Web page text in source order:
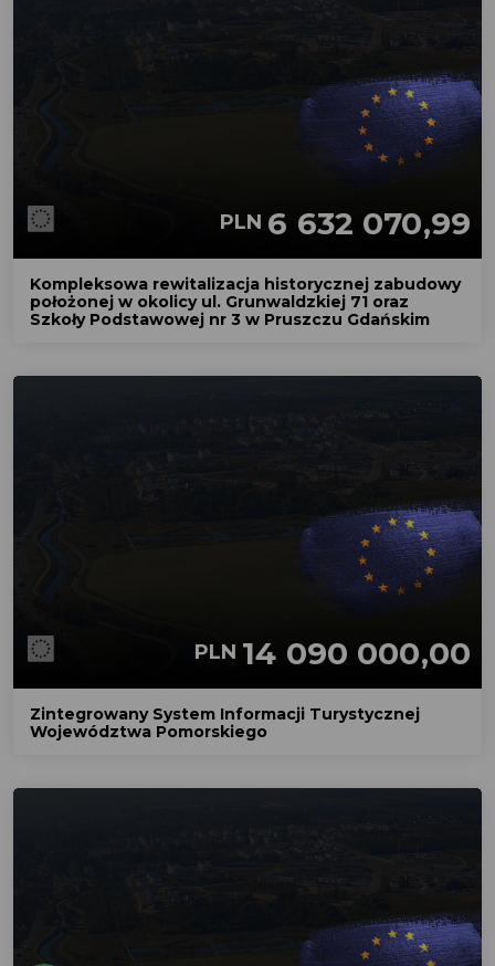
PLN 6 632 070,99
Kompleksowa rewitalizacja historycznej zabudowy
położonej w okolicy ul. Grunwaldzkiej 71 oraz
Szkoły Podstawowej nr 3 w Pruszczu Gdańskim
PLN 14 090 000,00
Zintegrowany System Informacji Turystycznej
Województwa Pomorskiego